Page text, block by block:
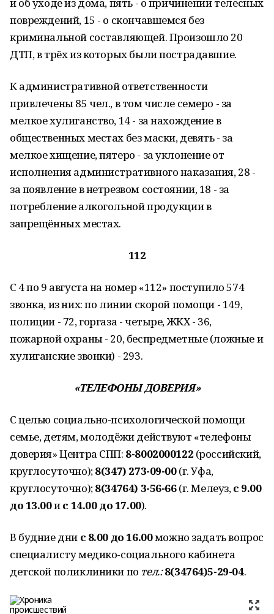
повреждений, 15 - о скончавшемся без
криминальной составляющей. Произошло 20
ДТП, в трёх из которых были пострадавшие.
К административной ответственности
привлечены 85 чел., в том числе семеро - за
мелкое хулиганство, 14 - за нахождение в
общественных местах без маски, девять - за
мелкое хищение, пятеро - за уклонение от
исполнения административного наказания, 28 -
за появление в нетрезвом состоянии, 18 - за
потребление алкогольной продукции в
запрещённых местах.
112
С 4 по 9 августа на номер «112» поступило 574
звонка, из них: по линии скорой помощи - 149,
полиции - 72, горгаза - четыре, ЖКХ - 36,
пожарной охраны - 20, беспредметные (ложные и
хулиганские звонки) - 293.
«ТЕЛЕФОНЫ ДОВЕРИЯ»
С целью социально-психологической помощи
семье, детям, молодёжи действуют «телефоны
доверия» Центра СПП: 8-8002000122 (российский,
круглосуточно);8(347) 273-09-00(г. Уфа,
круглосуточно);8(34764) 3-56-66(г. Мелеуз,с 9.00
до 13.00ис 14.00 до 17.00).
В будние дни с 8.00 до 16.00можно задать вопрос
специалисту медико-социального кабинета
детской поликлиники по тел.: 8(34764)5-29-04.